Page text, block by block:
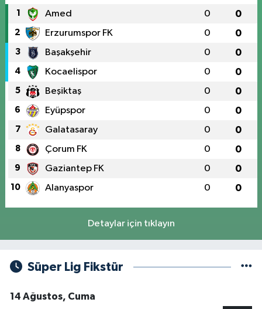
1 Amed 0 0
2 Erzurumspor FK 0 0
3 Başakşehir 0 0
4 Kocaelispor 0 0
5 Beşiktaş 0 0
6 Eyüpspor 0 0
7 Galatasaray 0 0
8 Çorum FK 0 0
9 Gaziantep FK 0 0
10 Alanyaspor 0 0
Detaylar için tıklayın
Süper Lig Fikstür
14 Ağustos, Cuma